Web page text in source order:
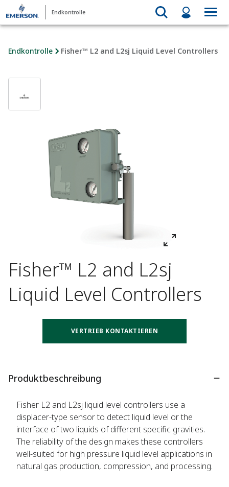
Endkontrolle
Endkontrolle Fisher™ L2 and L2sj Liquid Level Controllers
Fisher™ L2 and L2sj
Liquid Level Controllers
VERTRIEB KONTAKTIEREN
Produktbeschreibung
Fisher L2 and L2sj liquid level controllers use a
displacer-type sensor to detect liquid level or the
interface of two liquids of different specific gravities.
The reliability of the design makes these controllers
well-suited for high pressure liquid level applications in
natural gas production, compression, and processing.